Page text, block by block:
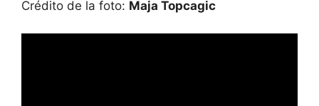
Crédito de la foto: Maja Topcagic